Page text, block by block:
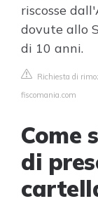
riscosse
dovute allo
di 10 anni.
Richiesta di
fiscomania.com
Come
di